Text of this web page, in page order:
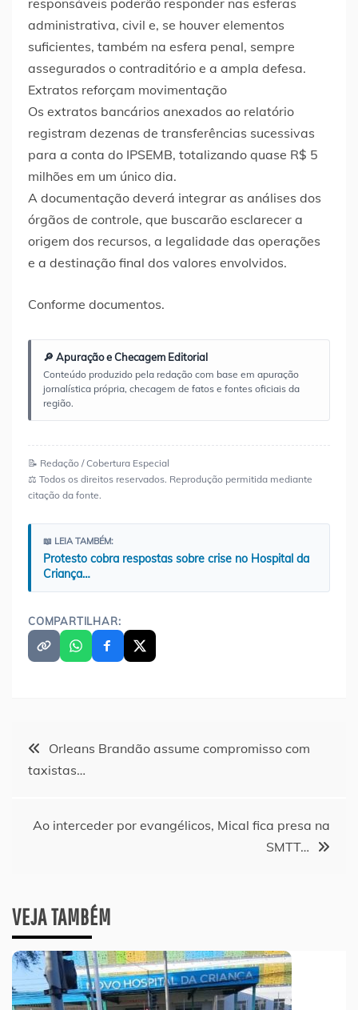
administrativa, civil e, se houver elementos
suficientes, também na esfera penal, sempre
assegurados o contraditório e a ampla defesa.
Extratos reforçam movimentação
Os extratos bancários anexados ao relatório
registram dezenas de transferências sucessivas
para a conta do IPSEMB, totalizando quase R$ 5
milhões em um único dia.
A documentação deverá integrar as análises dos
órgãos de controle, que buscarão esclarecer a
origem dos recursos, a legalidade das operações
e a destinação final dos valores envolvidos.
Conforme documentos.
🔎 Apuração e Checagem Editorial
Conteúdo produzido pela redação com base em apuração
jornalística própria, checagem de fatos e fontes oficiais da
região.
📝 Redação / Cobertura Especial
⚖️ Todos os direitos reservados. Reprodução permitida mediante
citação da fonte.
📖 LEIA TAMBÉM:
Protesto cobra respostas sobre crise no Hospital da
Criança…
COMPARTILHAR:
Navegação
Post
Orleans Brandão assume compromisso com
taxistas…
Ao interceder por evangélicos, Mical fica presa na
SMTT…
VEJA TAMBÉM